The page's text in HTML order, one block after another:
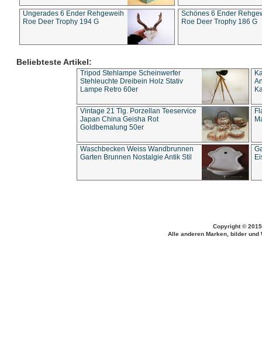
Ungerades 6 Ender Rehgeweih
Roe Deer Trophy 194 G
Schönes 6 Ender
Roe Deer Trophy 186 G
Beliebteste Artikel:
Tripod Stehlampe Scheinwerfer
Stehleuchte Dreibein Holz Stativ
Lampe Retro 60er
Vintage 21 Tlg. Porzellan Teeservice
Japan China Geisha Rot
Goldbemalung 50er
Waschbecken Weiss Wandbrunnen
Garten Brunnen Nostalgie Antik Stil
Copyright ©
Alle anderen Marken, bilder und